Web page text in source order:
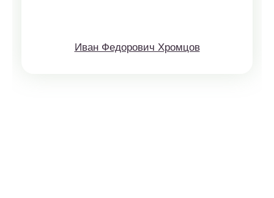
Иван Федорович Хромцов